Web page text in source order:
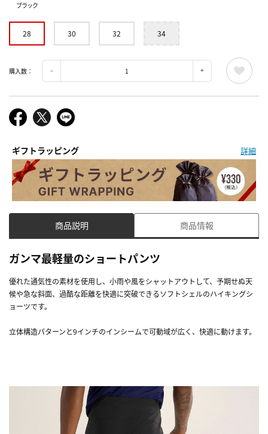
ブラック
28 30 32 34
購入数：
ギフトラッピング 詳細
商品説明 商品情報
ガンマ最軽量のショートパンツ
優れた通気性の素材を使用し、小雨や風をシャットアウトして、予期せぬ天
候や急な斜面、過酷な距離を快適に突破できるソフトシェルのハイキングシ
ョーツです。
立体構造パターンと9インチのインシームで可動域が広く、快適に動けます。